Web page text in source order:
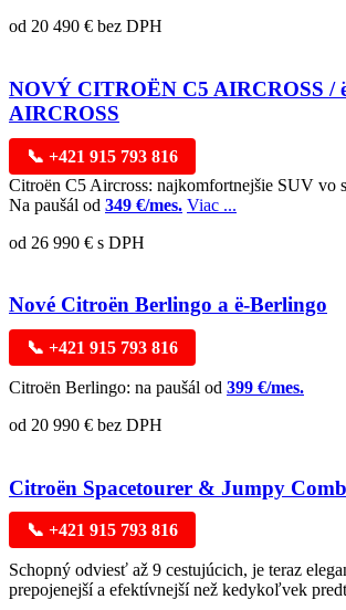
od 20 490 € bez DPH
NOVÝ CITROËN C5 AIRCROSS /
AIRCROSS
📞 +421 915 793 816
Citroën C5 Aircross: najkomfortnejšie SUV vo
Na paušál od 349 €/mes. Viac ...
od 26 990 € s DPH
Nové Citroën Berlingo a ë-Berlingo
📞 +421 915 793 816
Citroën Berlingo: na paušál od 399 €/mes.
od 20 990 € bez DPH
Citroën Spacetourer & Jumpy
📞 +421 915 793 816
Schopný odviesť až 9 cestujúcich, je teraz
prepojenejší a efektívnejší než kedykoľvek